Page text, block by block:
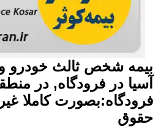
بیمه شخص ثالث خودرو و
آسیا در فرودگاه, در
فرودگاه:بصورت کاملا
حقوق